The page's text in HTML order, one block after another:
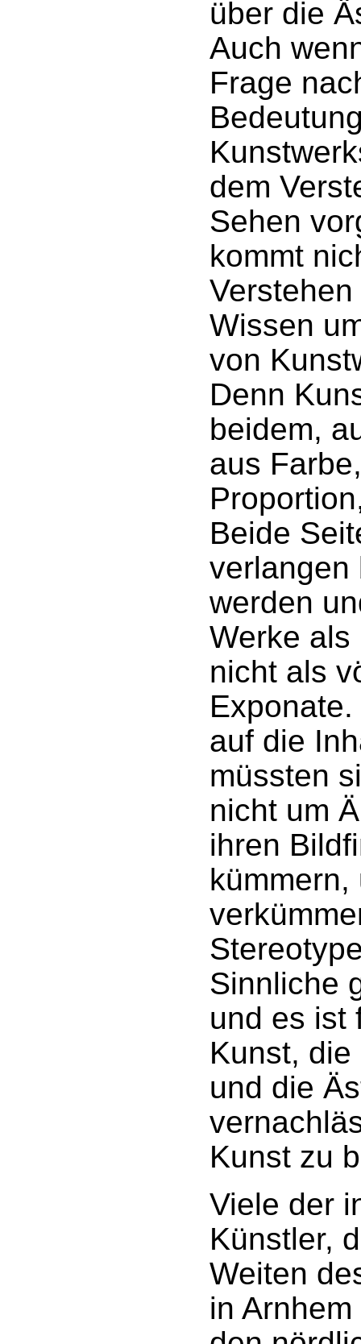
über die
Auch
Frage
dem
Sehen
kommt
Wissen
von
Denn
beidem,
aus
Beide
verlangen
werden
Werke als
nicht als
auf die
müssten
nicht um
ihren
kümmern,
Sinnliche
und es ist
Kunst,
und die
Kunst zu
Viele der
Künstler,
Weiten
in